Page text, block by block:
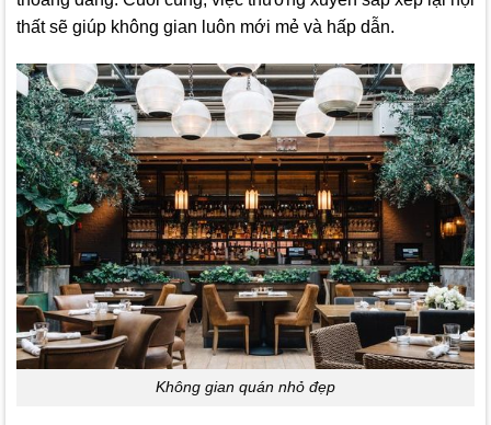
thất sẽ giúp không gian luôn mới mẻ và hấp dẫn.
Không gian quán nhỏ đẹp